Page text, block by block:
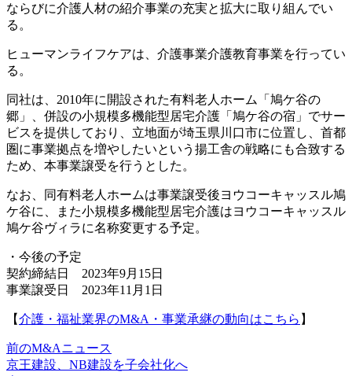
ならびに介護人材の紹介事業の充実と拡大に取り組んでい
る。
ヒューマンライフケアは、介護事業介護教育事業を行ってい
る。
同社は、2010年に開設された有料老人ホーム「鳩ケ谷の
郷」、併設の小規模多機能型居宅介護「鳩ケ谷の宿」でサー
ビスを提供しており、立地面が埼玉県川口市に位置し、首都
圏に事業拠点を増やしたいという揚工舎の戦略にも合致する
ため、本事業譲受を行うとした。
なお、同有料老人ホームは事業譲受後ヨウコーキャッスル鳩
ケ谷に、また小規模多機能型居宅介護はヨウコーキャッスル
鳩ケ谷ヴィラに名称変更する予定。
・今後の予定
契約締結日 2023年9月15日
事業譲受日 2023年11月1日
【介護・福祉業界のM&A・事業承継の動向はこちら 】
前のM&Aニュース
京王建設、NB建設を子会社化へ